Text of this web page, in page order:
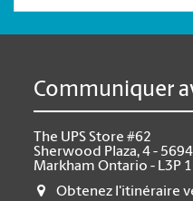
Communiquer
The UPS Store #62
Sherwood Plaza, 4 -
Markham Ontario - L3P
Obtenez l'itinéraire